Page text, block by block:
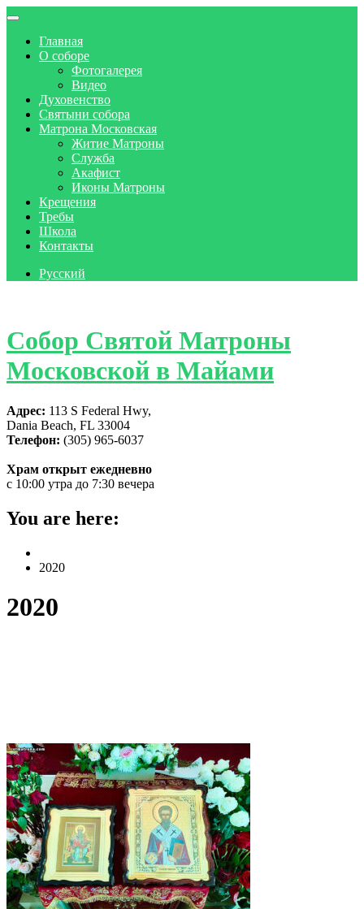
Главная
О соборе
Фотогалерея
Видео
Духовенство
Святыни собора
Матрона Московская
Житие Матроны
Служба
Акафист
Иконы Матроны
Крещения
Требы
Школа
Контакты
Русский
Собор Святой Матроны
Московской в Майами
Адрес: 113 S Federal Hwy,
Dania Beach, FL 33004
Телефон: (305) 965-6037
Храм открыт ежедневно
с 10:00 утра до 7:30 вечера
You are here:
2020
2020